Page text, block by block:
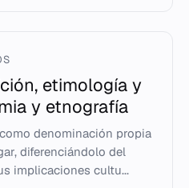
etimología y
y etnografía
denominación propia
diferenciándolo del
implicaciones cultu...